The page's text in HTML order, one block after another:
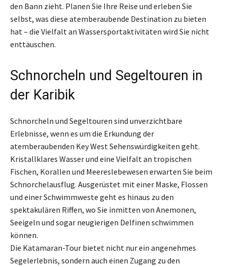
den Bann zieht. Planen Sie Ihre Reise und erleben Sie
selbst, was diese atemberaubende Destination zu bieten
hat – die Vielfalt an Wassersportaktivitäten wird Sie nicht
enttäuschen.
Schnorcheln und Segeltouren in
der Karibik
Schnorcheln und Segeltouren sind unverzichtbare
Erlebnisse, wenn es um die Erkundung der
atemberaubenden Key West Sehenswürdigkeiten geht.
Kristallklares Wasser und eine Vielfalt an tropischen
Fischen, Korallen und Meereslebewesen erwarten Sie beim
Schnorchelausflug. Ausgerüstet mit einer Maske, Flossen
und einer Schwimmweste geht es hinaus zu den
spektakulären Riffen, wo Sie inmitten von Anemonen,
Seeigeln und sogar neugierigen Delfinen schwimmen
können.
Die Katamaran-Tour bietet nicht nur ein angenehmes
Segelerlebnis, sondern auch einen Zugang zu den